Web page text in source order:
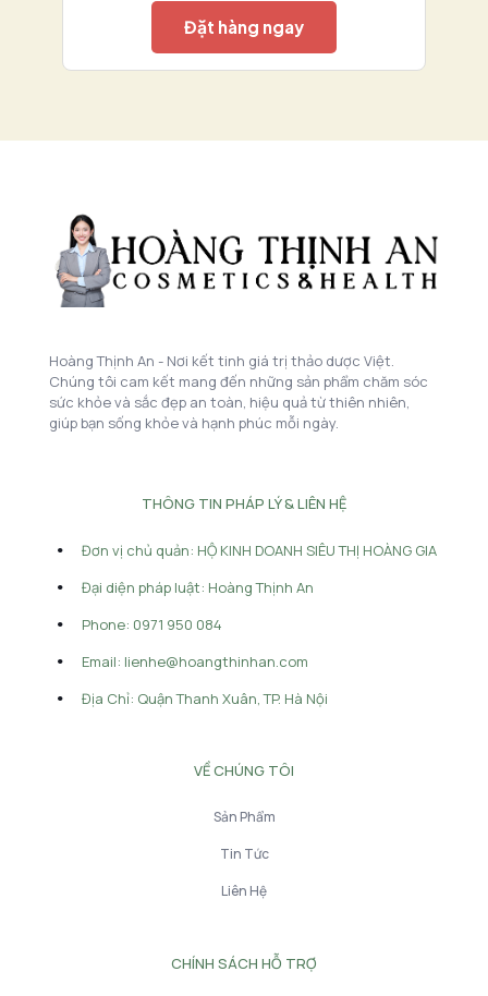
Đặt hàng ngay
Hoàng Thịnh An - Nơi kết tinh giá trị thảo dược Việt.
Chúng tôi cam kết mang đến những sản phẩm chăm sóc
sức khỏe và sắc đẹp an toàn, hiệu quả từ thiên nhiên,
giúp bạn sống khỏe và hạnh phúc mỗi ngày.
THÔNG TIN PHÁP LÝ & LIÊN HỆ
Đơn vị chủ quản: HỘ KINH DOANH SIÊU THỊ HOÀNG GIA
Đại diện pháp luật: Hoàng Thịnh An
Phone: 0971 950 084
Email: lienhe@hoangthinhan.com
Địa Chỉ: Quận Thanh Xuân, TP. Hà Nội
VỀ CHÚNG TÔI
Sản Phẩm
Tin Tức
Liên Hệ
CHÍNH SÁCH HỖ TRỢ